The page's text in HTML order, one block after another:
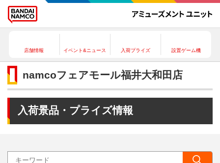
店舗情報 イベント&ニュース 入荷プライズ 設置ゲーム機
namcoフェアモール福井大和田店
入荷景品・プライズ情報